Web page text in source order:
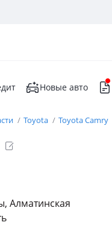
Новые авто
Toyota Toyota Camry
Алматинская